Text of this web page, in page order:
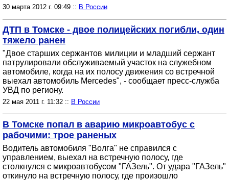
30 марта 2012 г. 09:49 :: В России
ДТП в Томске - двое полицейских погибли, один
тяжело ранен
"Двое старших сержантов милиции и младший сержант
патрулировали обслуживаемый участок на служебном
автомобиле, когда на их полосу движения со встречной
выехал автомобиль Mercedes", - сообщает пресс-служба
УВД по региону.
22 мая 2011 г. 11:32 :: В России
В Томске попал в аварию микроавтобус с
рабочими: трое раненых
Водитель автомобиля "Волга" не справился с
управлением, выехал на встречную полосу, где
столкнулся с микроавтобусом "ГАЗель". От удара "ГАЗель"
откинуло на встречную полосу, где произошло